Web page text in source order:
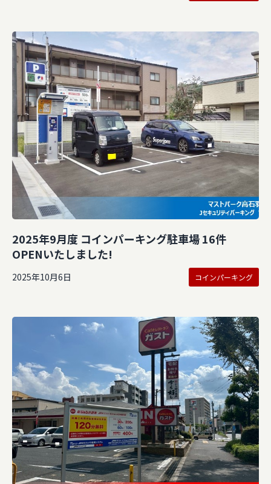
2025年9月度 コインパーキング駐車場 16件
OPENいたしました!
2025年10月6日 コインパーキング